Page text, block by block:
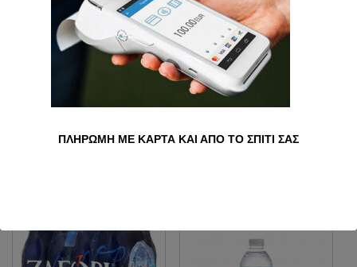
ΚΟΡΠΉ 500ML ( 10 + 2 ΔΏΡΟ)
Κατηγορία:Νερό
ΠΛΗΡΩΜΗ ΜΕ ΚΑΡΤΑ ΚΑΙ ΑΠΟ ΤΟ ΣΠΙΤΙ ΣΑΣ